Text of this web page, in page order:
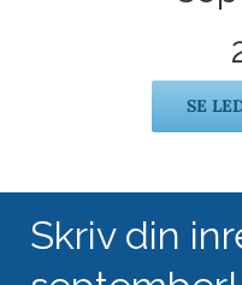
SE
Skriv din